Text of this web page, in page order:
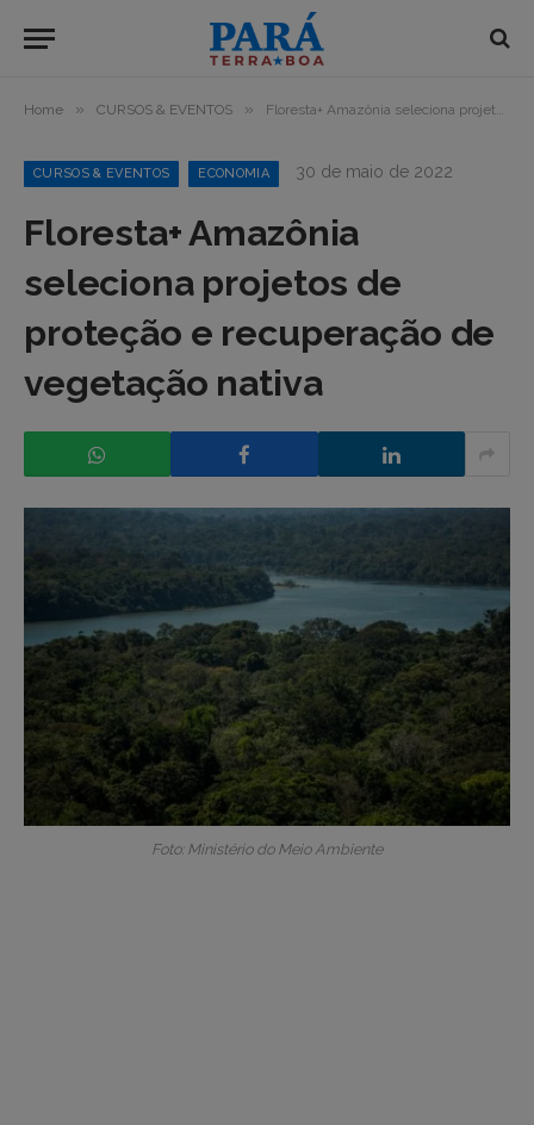
Home » CURSOS & EVENTOS » Floresta+ Amazônia seleciona projetos de proteção e recuperação de vegetação nativa
CURSOS & EVENTOS ECONOMIA 30 de maio de 2022
Floresta+ Amazônia
seleciona projetos de
proteção e recuperação de
vegetação nativa
Foto: Ministério do Meio Ambiente